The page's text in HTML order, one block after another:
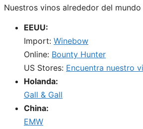
Nuestros vinos alrededor del mundo
EEUU:
Import: Winebow
Online: Bounty Hunter
US Stores: Encuentra nuestro
Holanda:
Gall & Gall
China:
EMW